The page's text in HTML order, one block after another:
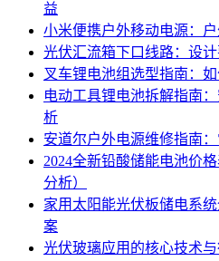
益
小米便携户外移动电源：
光伏汇流箱下口线路：设
叉车锂电池组选型指南：
电动工具锂电池拆解指南
析
安道尔户外电源维修指南
2024全新铅酸储能电池价
分析）
家用太阳能光伏板储电系
案
光伏玻璃应用的核心技术